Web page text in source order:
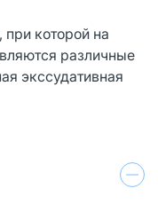
при которой на
различные
экссудативная